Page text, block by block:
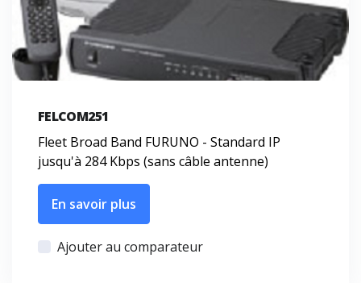
FELCOM251
Fleet Broad Band FURUNO - Standard IP
jusqu'à 284 Kbps (sans câble antenne)
En savoir plus
Ajouter au comparateur